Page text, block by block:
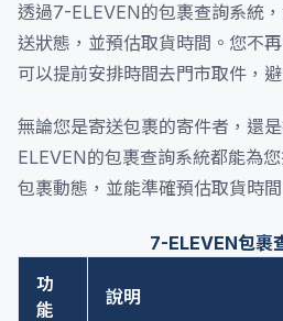
透過7-ELEVEN的包裹查詢系統
送狀態，並預估取貨時間。您不
可以提前安排時間去門市取件，
無論您是寄送包裹的寄件者，還
ELEVEN的包裹查詢系統都能為
包裹動態，並能準確預估取貨時間
7-ELEVEN包裹
功
能
說明